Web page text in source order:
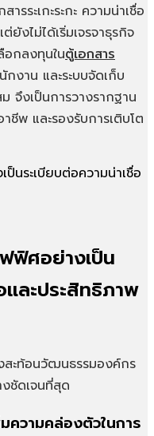
ระเกะระกะ ความน่าเชื่อ
งไม่ได้เริ่มเจรจาธุรกิจ
กลงทุนในตู้เอกสาร
งาน และระบบจัดเก็บ
จึงเป็นการวางรากฐาน
ชีพ และรองรับการเติบโต
ฟิศอย่างเป็น
และประสิทธิภาพ
ะท้อนวัฒนธรรมองค์กร
งชัดเจนที่สุด
ความคล่องตัวในการ